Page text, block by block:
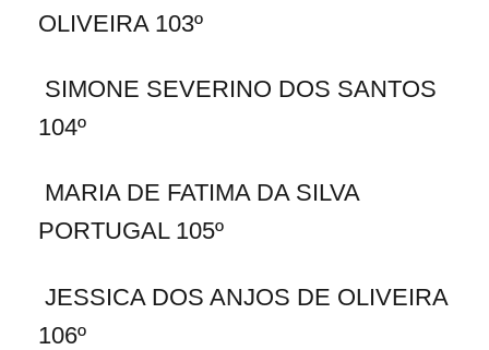
OLIVEIRA 103º
SIMONE SEVERINO DOS SANTOS
104º
MARIA DE FATIMA DA SILVA
PORTUGAL 105º
JESSICA DOS ANJOS DE OLIVEIRA
106º